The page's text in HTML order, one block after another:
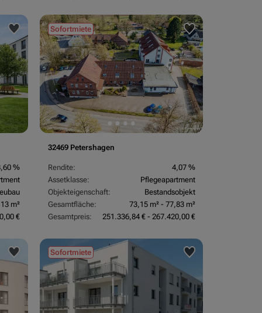
%
m²
€
Sofortmiete
32469 Petershagen
Rendite:
4,07 %
Assetklasse:
Pflegeapartment
Objekteigenschaft:
Bestandsobjekt
Gesamtfläche:
73,15 m² - 77,83 m²
Gesamtpreis:
251.336,84 € - 267.420,00 €
Sofortmiete